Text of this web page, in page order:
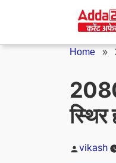
Home »
स्थिर
Posted
vikash